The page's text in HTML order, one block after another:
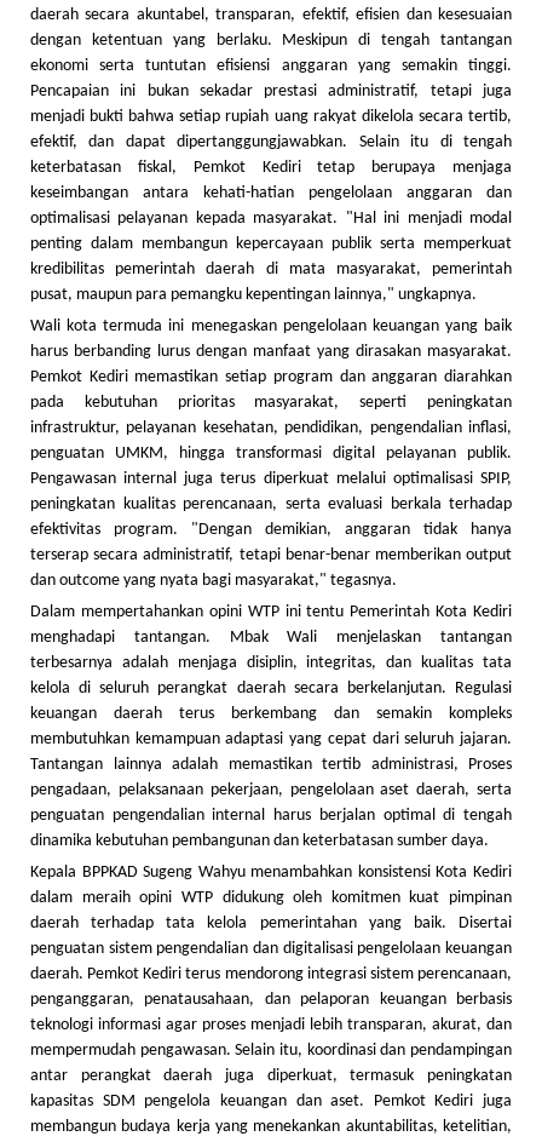
daerah secara akuntabel, transparan, efektif, efisien dan kesesuaian
dengan ketentuan yang berlaku. Meskipun di tengah tantangan
ekonomi serta tuntutan efisiensi anggaran yang semakin tinggi.
Pencapaian ini bukan sekadar prestasi administratif, tetapi juga
menjadi bukti bahwa setiap rupiah uang rakyat dikelola secara tertib,
efektif, dan dapat dipertanggungjawabkan. Selain itu di tengah
keterbatasan fiskal, Pemkot Kediri tetap berupaya menjaga
keseimbangan antara kehati-hatian pengelolaan anggaran dan
optimalisasi pelayanan kepada masyarakat. "Hal ini menjadi modal
penting dalam membangun kepercayaan publik serta memperkuat
kredibilitas pemerintah daerah di mata masyarakat, pemerintah
pusat, maupun para pemangku kepentingan lainnya," ungkapnya.
Wali kota termuda ini menegaskan pengelolaan keuangan yang baik
harus berbanding lurus dengan manfaat yang dirasakan masyarakat.
Pemkot Kediri memastikan setiap program dan anggaran diarahkan
pada kebutuhan prioritas masyarakat, seperti peningkatan
infrastruktur, pelayanan kesehatan, pendidikan, pengendalian inflasi,
penguatan UMKM, hingga transformasi digital pelayanan publik.
Pengawasan internal juga terus diperkuat melalui optimalisasi SPIP,
peningkatan kualitas perencanaan, serta evaluasi berkala terhadap
efektivitas program. "Dengan demikian, anggaran tidak hanya
terserap secara administratif, tetapi benar-benar memberikan output
dan outcome yang nyata bagi masyarakat," tegasnya.
Dalam mempertahankan opini WTP ini tentu Pemerintah Kota Kediri
menghadapi tantangan. Mbak Wali menjelaskan tantangan
terbesarnya adalah menjaga disiplin, integritas, dan kualitas tata
kelola di seluruh perangkat daerah secara berkelanjutan. Regulasi
keuangan daerah terus berkembang dan semakin kompleks
membutuhkan kemampuan adaptasi yang cepat dari seluruh jajaran.
Tantangan lainnya adalah memastikan tertib administrasi, Proses
pengadaan, pelaksanaan pekerjaan, pengelolaan aset daerah, serta
penguatan pengendalian internal harus berjalan optimal di tengah
dinamika kebutuhan pembangunan dan keterbatasan sumber daya.
Kepala BPPKAD Sugeng Wahyu menambahkan konsistensi Kota Kediri
dalam meraih opini WTP didukung oleh komitmen kuat pimpinan
daerah terhadap tata kelola pemerintahan yang baik. Disertai
penguatan sistem pengendalian dan digitalisasi pengelolaan keuangan
daerah. Pemkot Kediri terus mendorong integrasi sistem perencanaan,
penganggaran, penatausahaan, dan pelaporan keuangan berbasis
teknologi informasi agar proses menjadi lebih transparan, akurat, dan
mempermudah pengawasan. Selain itu, koordinasi dan pendampingan
antar perangkat daerah juga diperkuat, termasuk peningkatan
kapasitas SDM pengelola keuangan dan aset. Pemkot Kediri juga
membangun budaya kerja yang menekankan akuntabilitas, ketelitian,